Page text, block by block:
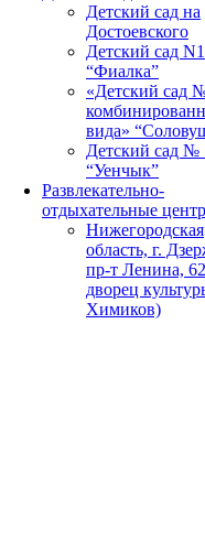
Детский сад на
Достоевского
Детский сад
“Фиалка”
«Детский сад
вида»
Детский сад №
“Уенчык”
Развлекательно-
отдыхательные
Нижегородская
область, г.
пр-т Ленина,
дворец
Химиков)